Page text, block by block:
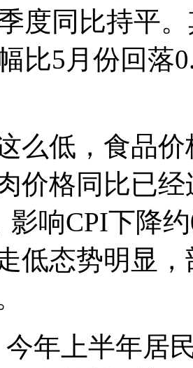
度同比持平
比5月份回落
么低，食品
价格同比已
影响CPI下降
低态势明显
今年上半年居